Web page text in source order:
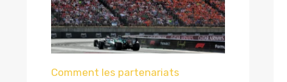
Comment les partenariats